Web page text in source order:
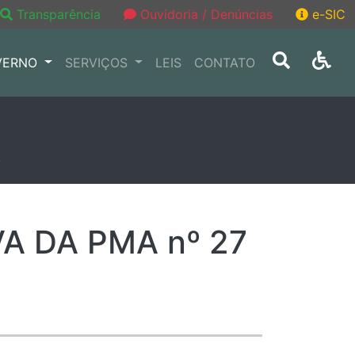
Transparência Ouvidoria / Denúncias e-SIC
SERVIÇOS LEIS CONTATO
DA PMA nº 27